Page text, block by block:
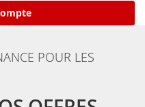
POUR LES